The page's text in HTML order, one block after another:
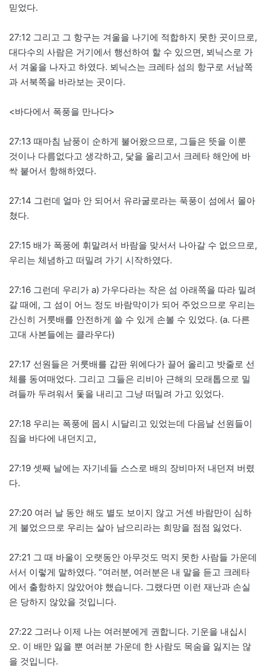
믿었다.
27:12 그리고 그 항구는 겨울을 나기에 적합하지 못한 곳이므로,
대다수의 사람은 거기에서 행선하여 할 수 있으면, 뵈닉스로 가
서 겨울을 나자고 하였다. 뵈닉스는 크레타 섬의 항구로 서남쪽
과 서북쪽을 바라보는 곳이다.
<바다에서 폭풍을 만나다>
27:13 때마침 남풍이 순하게 불어왔으므로, 그들은 뜻을 이룬
것이나 다름없다고 생각하고, 닻을 올리고서 크레타 해안에 바
싹 붙어서 항해하였다.
27:14 그런데 얼마 안 되어서 유라굴로라는 푹풍이 섬에서 몰아
쳤다.
27:15 배가 폭풍에 휘말려서 바람을 맞서서 나아갈 수 없으므로,
우리는 체념하고 떠밀려 가기 시작하였다.
27:16 그런데 우리가 a) 가우다라는 작은 섬 아래쪽을 따라 밀려
갈 때에, 그 섬이 어느 정도 바람막이가 되어 주었으므로 우리는
간신히 거룻배를 안전하게 쓸 수 있게 손볼 수 있었다. (a. 다른
고대 사본들에는 클라우다)
27:17 선원들은 거룻배를 갑판 위에다가 끌어 올리고 밧줄로 선
체를 동여매었다. 그리고 그들은 리비아 근해의 모래톱으로 밀
려들까 두려워서 돛을 내리고 그냥 떠밀려 가고 있었다.
27:18 우리는 폭풍에 몹시 시달리고 있었는데 다음날 선원들이
짐을 바다에 내던지고,
27:19 셋째 날에는 자기네들 스스로 배의 장비마저 내던져 버렸
다.
27:20 여러 날 동안 해도 별도 보이지 않고 거센 바람만이 심하
게 불었으므로 우리는 살아 남으리라는 희망을 점점 잃었다.
27:21 그 때 바울이 오랫동안 아무것도 먹지 못한 사람들 가운데
서서 이렇게 말하였다. “여러분, 여러분은 내 말을 듣고 크레타
에서 출항하지 않았어야 했습니다. 그랬다면 이런 재난과 손실
은 당하지 않았을 것입니다.
27:22 그러나 이제 나는 여러분에게 권합니다. 기운을 내십시
오. 이 배만 잃을 뿐 여러분 가운데 한 사람도 목숨을 잃지는 않
을 것입니다.